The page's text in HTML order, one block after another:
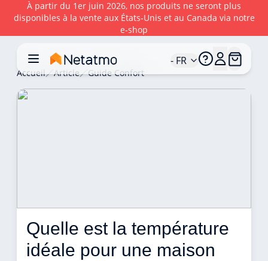
À partir du 1er juin 2026, nos produits ne seront plus
disponibles à la vente aux États‑Unis et au Canada via notre
e‑shop
- FR
Accueil Article Guide Confort
Quelle est la température
idéale pour une maison